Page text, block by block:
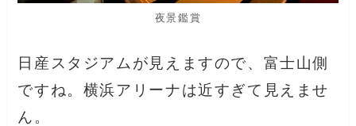
夜景鑑賞
日産スタジアムが見えますので、富士山側
ですね。横浜アリーナは近すぎて見えませ
ん。